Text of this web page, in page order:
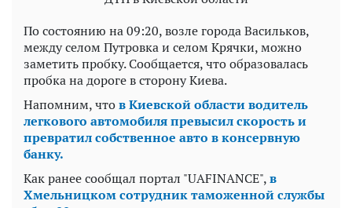
По состоянию на 09:20, возле города Васильков,
между селом Путровка и селом Крячки, можно
заметить пробку. Сообщается, что образовалась
пробка на дороге в сторону Киева.
Напомним, чтов Киевской области водитель
легкового автомобиля превысил скорость и
превратил собственное авто в консервную
банку.
Как ранее сообщал портал "UAFINANCE",в
Хмельницком сотрудник таможенной службы